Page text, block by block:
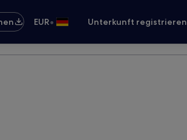
EUR• Unterkunft registrieren